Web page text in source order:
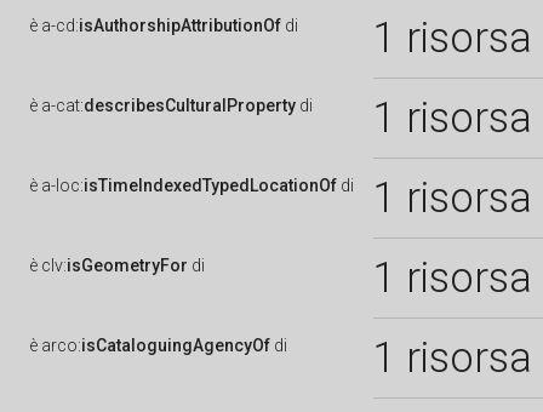
è a-cd:isAuthorshipAttributionOf di 1 risorsa
è a-cat:describesCulturalProperty di 1 risorsa
è a-loc:isTimeIndexedTypedLocationOf di 1 risorsa
è clv:isGeometryFor di 1 risorsa
è arco:isCataloguingAgencyOf di 1 risorsa